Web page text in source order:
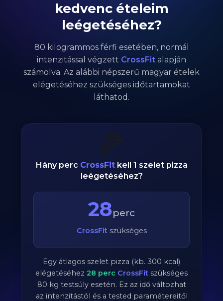
kedvenc ételeim
leégetéséhez?
80 kilogrammos férfi esetében, normál
intenzitással végzett CrossFit alapján
számolva. Az alábbi népszerű magyar ételek
elégetéséhez szükséges időtartamokat
láthatod.
🍕
Hány perc CrossFitkell 1 szelet pizza
leégetéséhez?
28perc
CrossFitszükséges
Egy átlagos szelet pizza (kb. 300 kcal)
elégetéséhez 28 perc CrossFit szükséges
80 kg testsúly esetén. Ez az idő változhat
az intenzitástól és a tested paramétereitől